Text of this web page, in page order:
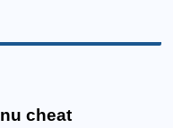
cheat